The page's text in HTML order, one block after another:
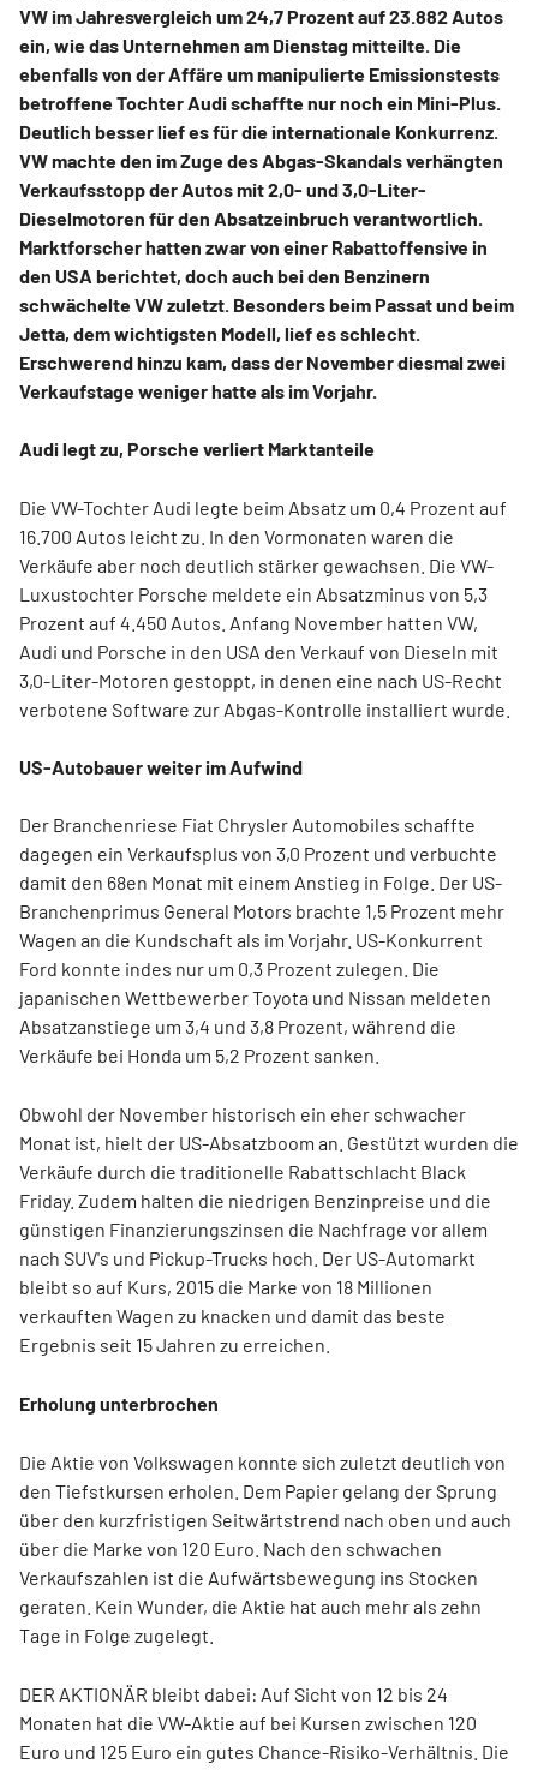
VW im Jahresvergleich um 24,7 Prozent auf 23.882 Autos
ein, wie das Unternehmen am Dienstag mitteilte. Die
ebenfalls von der Affäre um manipulierte Emissionstests
betroffene Tochter Audi schaffte nur noch ein Mini-Plus.
Deutlich besser lief es für die internationale Konkurrenz.
VW machte den im Zuge des Abgas-Skandals verhängten
Verkaufsstopp der Autos mit 2,0- und 3,0-Liter-
Dieselmotoren für den Absatzeinbruch verantwortlich.
Marktforscher hatten zwar von einer Rabattoffensive in
den USA berichtet, doch auch bei den Benzinern
schwächelte VW zuletzt. Besonders beim Passat und beim
Jetta, dem wichtigsten Modell, lief es schlecht.
Erschwerend hinzu kam, dass der November diesmal zwei
Verkaufstage weniger hatte als im Vorjahr.
Audi legt zu, Porsche verliert Marktanteile
Die VW-Tochter Audi legte beim Absatz um 0,4 Prozent auf
16.700 Autos leicht zu. In den Vormonaten waren die
Verkäufe aber noch deutlich stärker gewachsen. Die VW-
Luxustochter Porsche meldete ein Absatzminus von 5,3
Prozent auf 4.450 Autos. Anfang November hatten VW,
Audi und Porsche in den USA den Verkauf von Dieseln mit
3,0-Liter-Motoren gestoppt, in denen eine nach US-Recht
verbotene Software zur Abgas-Kontrolle installiert wurde.
US-Autobauer weiter im Aufwind
Der Branchenriese Fiat Chrysler Automobiles schaffte
dagegen ein Verkaufsplus von 3,0 Prozent und verbuchte
damit den 68en Monat mit einem Anstieg in Folge. Der US-
Branchenprimus General Motors brachte 1,5 Prozent mehr
Wagen an die Kundschaft als im Vorjahr. US-Konkurrent
Ford konnte indes nur um 0,3 Prozent zulegen. Die
japanischen Wettbewerber Toyota und Nissan meldeten
Absatzanstiege um 3,4 und 3,8 Prozent, während die
Verkäufe bei Honda um 5,2 Prozent sanken.
Obwohl der November historisch ein eher schwacher
Monat ist, hielt der US-Absatzboom an. Gestützt wurden die
Verkäufe durch die traditionelle Rabattschlacht Black
Friday. Zudem halten die niedrigen Benzinpreise und die
günstigen Finanzierungszinsen die Nachfrage vor allem
nach SUV's und Pickup-Trucks hoch. Der US-Automarkt
bleibt so auf Kurs, 2015 die Marke von 18 Millionen
verkauften Wagen zu knacken und damit das beste
Ergebnis seit 15 Jahren zu erreichen.
Erholung unterbrochen
Die Aktie von Volkswagen konnte sich zuletzt deutlich von
den Tiefstkursen erholen. Dem Papier gelang der Sprung
über den kurzfristigen Seitwärtstrend nach oben und auch
über die Marke von 120 Euro. Nach den schwachen
Verkaufszahlen ist die Aufwärtsbewegung ins Stocken
geraten. Kein Wunder, die Aktie hat auch mehr als zehn
Tage in Folge zugelegt.
DER AKTIONÄR bleibt dabei: Auf Sicht von 12 bis 24
Monaten hat die VW-Aktie auf bei Kursen zwischen 120
Euro und 125 Euro ein gutes Chance-Risiko-Verhältnis. Die